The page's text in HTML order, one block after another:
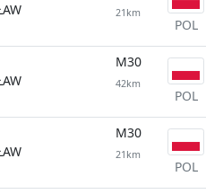
21km
POL
M30
42km
POL
M30
21km
POL